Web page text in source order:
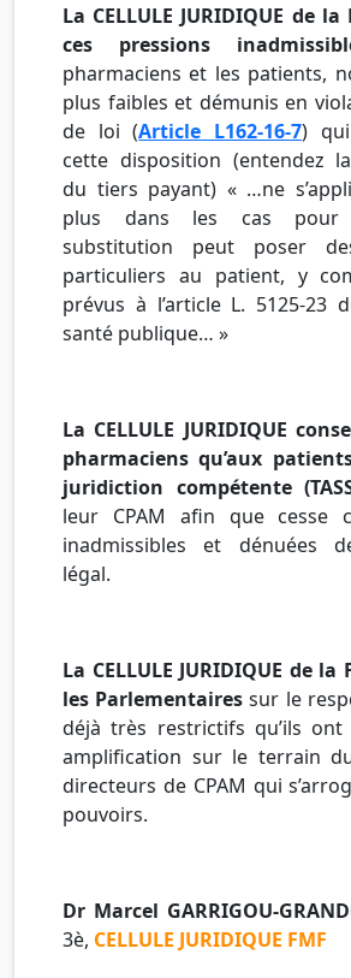
La CELLULE JURIDIQUE de la
ces pressions
pharmaciens et les patients,
plus faibles et démunis en
de loi (Article L162-16-7)
cette disposition (entendez
du tiers payant) « …ne
plus dans les cas pour
substitution peut poser
particuliers au patient, y
prévus à l’article L. 5125-23
santé publique… »
La CELLULE JURIDIQUE
pharmaciens qu’aux
juridiction compétente (
leur CPAM afin que cesse
inadmissibles et dénuées
légal.
La CELLULE JURIDIQUE de la
les Parlementaires sur le
déjà très restrictifs qu’ils
amplification sur le terrain
directeurs de CPAM qui
pouvoirs.
Dr Marcel GARRIGOU-
3è, CELLULE JURIDIQUE FMF